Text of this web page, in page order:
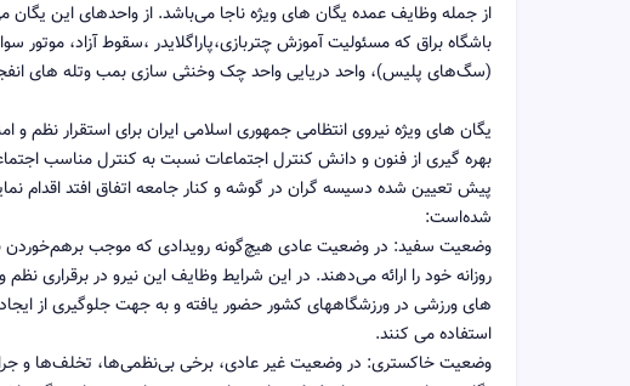
از جمله وظایف عمده یگان های ویژه ناجا می‌باشد. از واحدهای این
باشگاه براق که مسئولیت آموزش چتربازی،پاراگلایدر ،سقوط آزاد، موتور
(سگ‌های پلیس)، واحد دریایی واحد چک وخنثی سازی بمب وتله های
یگان های ویژه نیروی انتظامی جمهوری اسلامی ایران برای استقرار
بهره گیری از فنون و دانش کنترل اجتماعات نسبت به کنترل مناسب
پیش تعیین شده دسیسه گران در گوشه و کنار جامعه اتفاق افتد اقدام
شده‌است:
وضعیت سفید: در وضعیت عادی هیچ‌گونه رویدادی که موجب برهم‌خوردن
روزانه خود را ارائه می‌دهند. در این شرایط وظایف این نیرو در برقراری
های ورزشی در ورزشگاههای کشور حضور یافته و به جهت جلوگیری از
استفاده می کنند.
وضعیت خاکستری: در وضعیت غیر عادی، برخی بی‌نظمی‌ها، تخلف‌ها و